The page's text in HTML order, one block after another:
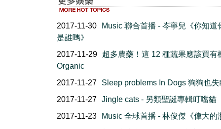
2017-11-30
Music 聯合首播 - 岑寧兒《你知道
是誰嗎》
2017-11-29
超多農藥！這 12 種蔬果應該買有
Organic
2017-11-27
Sleep problems In Dogs 狗狗也
2017-11-27 Jingle cats - 另類聖誕專輯叮噹貓
2017-11-23
Music 全球首播 - 林俊傑《偉大的